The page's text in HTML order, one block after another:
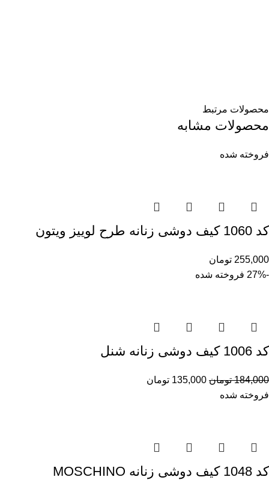
محصولات مرتبط
محصولات مشابه
فروخته شده
کد 1060 کیف دوشی زنانه طرح لوییز ویتون
255,000 تومان
-27%
فروخته شده
کد 1006 کیف دوشی زنانه شنل
184,000 تومان 135,000 تومان
فروخته شده
کد 1048 کیف دوشی زنانه MOSCHINO